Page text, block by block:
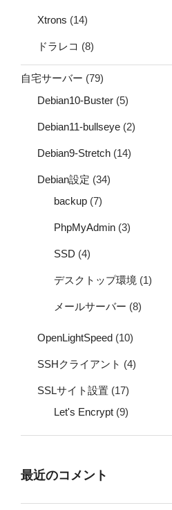
Xtrons (14)
ドラレコ (8)
自宅サーバー (79)
Debian10-Buster (5)
Debian11-bullseye (2)
Debian9-Stretch (14)
Debian設定 (34)
backup (7)
PhpMyAdmin (3)
SSD (4)
デスクトップ環境 (1)
メールサーバー (8)
OpenLightSpeed (10)
SSHクライアント (4)
SSLサイト設置 (17)
Let's Encrypt (9)
最近のコメント